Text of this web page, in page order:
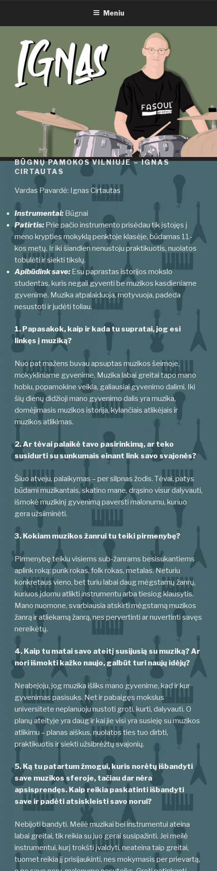
turinio
IGNAS CIRTAUTAS
Meniu
BŪGNŲ PAMOKOS VILNIUJE – IGNAS
CIRTAUTAS
Vardas Pavardė: Ignas Cirtautas
Instrumentai: Būgnai
Patirtis: Prie pačio instrumento prisėdau tik įstojęs į
meno krypties mokyklą penktoje klasėje, būdamas 11-
kos metų. Ir iki šiandien nenustoju praktikuotis, nuolatos
tobulėti ir siekti tikslų.
Apibūdink save: Esu paprastas istorijos mokslo
studentas, kuris negali gyventi be muzikos kasdieniame
gyvenime. Muzika atpalaiduoja, motyvuoja, padeda
nesustoti ir judėti toliau.
1. Papasakok, kaip ir kada tu supratai, jog esi
linkęs į muziką?
Nuo pat mažens buvau apsuptas muzikos šeimoje,
mokykliniame gyvenime. Muzika labai greitai tapo mano
hobiu, popamokine veikla, galiausiai gyvenimo dalimi. Iki
šių dienų didžioji mano gyvenimo dalis yra muzika,
domėjimasis muzikos istorija, kylančiais atlikėjais ir
muzikos atlikimas.
2. Ar tėvai palaikė tavo pasirinkimą, ar teko
susidurti su sunkumais einant link savo svajonės?
Šiuo atveju, palaikymas – per silpnas žodis. Tėvai, patys
būdami muzikantais, skatino mane, drąsino visur dalyvauti,
išmokė muzikinį gyvenimą paversti malonumu, kuriuo
gera užsiiminėti.
3. Kokiam muzikos žanrui tu teiki pirmenybę?
Pirmenybę teikiu visiems sub-žanrams besisukantiems
aplink roką: punk rokas, folk rokas, metalas. Neturiu
konkretaus vieno, bet turiu labai daug mėgstamų žanrų,
kuriuos įdomu atlikti instrumentu arba tiesiog klausytis.
Mano nuomone, svarbiausia atskirti mėgstamą muzikos
žanrą ir atliekamą žanrą, nes pervertinti ar nuvertinti savęs
nereikėtų.
4. Kaip tu matai savo ateitį susijusią su muziką? Ar
nori išmokti kažko naujo, galbūt turi naujų idėjų?
Neabejoju, jog muzika išliks mano gyvenime, kad ir kur
gyvenimas pasisuks. Net ir pabaigęs mokslus
universitete neplanuoju nustoti groti, kurti, dalyvauti. O
planų ateityje yra daug ir kai jie visi yra susieję su muzikos
atlikimu – planas aiškus, nuolatos ties tuo dirbti,
praktikuotis ir siekti užsibrėžtų svajonių.
5. Ką tu patartum žmogui, kuris norėtų išbandyti
save muzikos sferoje, tačiau dar nėra
apsisprendęs. Kaip reikia paskatinti išbandyti
save ir padėti atsiskleisti savo norui?
Nebijoti bandyti. Meilė muzikai bei instrumentui ateina
labai greitai, tik reikia su juo gerai susipažinti. Jei meilė
instrumentui, kurį trokšti įvaldyti, neateina taip greitai,
tuomet reikia jį prisijaukinti, nes mokymasis per prievartą,